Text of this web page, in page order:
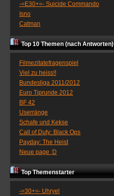
-=E30+=- Suicide Commando
Isno
Catman
Top 10 Themen (nach Antworten)
Filmezitatefragenspiel
Viel zu heiss!!
Bundesliga 2011/2012
Euro Tiprunde 2012
BF 42
Userränge
Schafe und Kekse
Call of Duty: Black Ops
Payday: The Heist
Neue page ;D
Top Themenstarter
-=30+=- Uhryel